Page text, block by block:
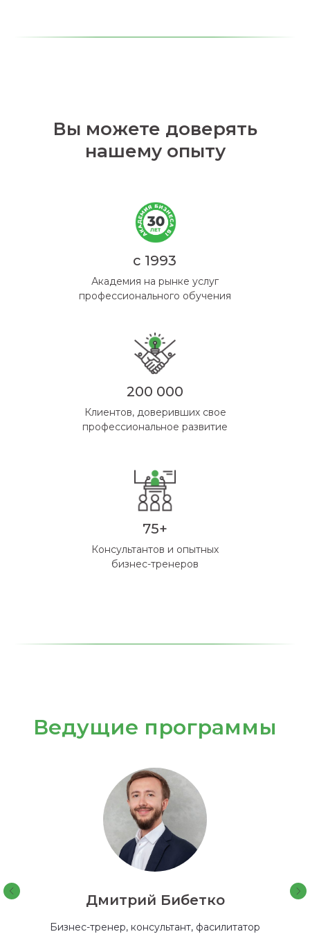
Вы можете доверять
нашему опыту
с 1993
200 000
75+
Академия на рынке услуг
профессионального обучения
Консультантов и опытных
бизнес-тренеров
Клиентов, доверивших свое
профессиональное развитие
Ведущие программы
Дмитрий Бибетко
Бизнес-тренер, консультант, фасилитатор